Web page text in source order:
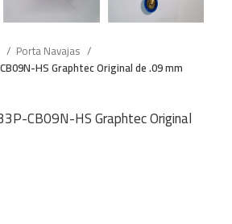
Porta Navajas
HS Graphtec Original de .09 mm
CB09N-HS Graphtec Original